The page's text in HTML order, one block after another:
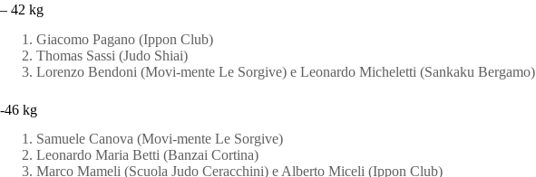
– 42 kg
Giacomo Pagano (Ippon Club)
Thomas Sassi (Judo Shiai)
Lorenzo Bendoni (Movi-mente Le Sorgive) e Leonardo Micheletti (Sankaku Bergamo)
-46 kg
Samuele Canova (Movi-mente Le Sorgive)
Leonardo Maria Betti (Banzai Cortina)
Marco Mameli (Scuola Judo Ceracchini) e Alberto Miceli (Ippon Club)